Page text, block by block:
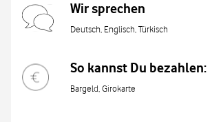
Wir sprechen
Deutsch, Englisch, Türkisch
So kannst Du bezahlen:
Bargeld, Girokarte